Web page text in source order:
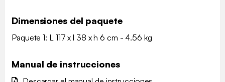
Dimensiones del paquete
Paquete 1: L 117 x l 38 x h 6 cm - 4.56 kg
Manual de instrucciones